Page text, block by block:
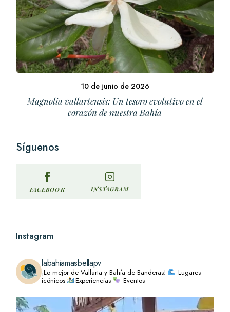
10 de junio de 2026
Magnolia vallartensis: Un tesoro evolutivo en el
corazón de nuestra Bahía
Síguenos
FACEBOOK INSTAGRAM
Instagram
labahiamasbellapv
¡Lo mejor de Vallarta y Bahía de Banderas!
Lugares
icónicos
Experiencias Eventos